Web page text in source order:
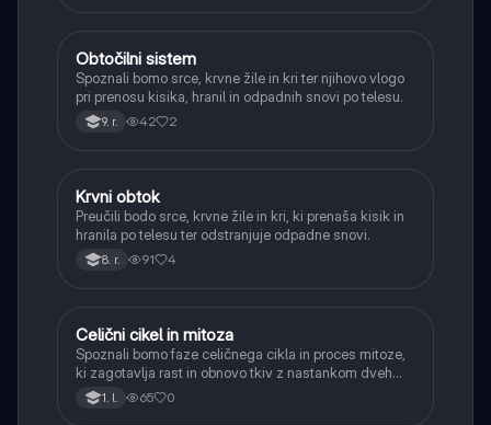
Biologija
Obtočilni sistem
Spoznali bomo srce, krvne žile in kri ter njihovo vlogo
pri prenosu kisika, hranil in odpadnih snovi po telesu.
9. r. 42 2
Biologija
Krvni obtok
Preučili bodo srce, krvne žile in kri, ki prenaša kisik in
hranila po telesu ter odstranjuje odpadne snovi.
8. r. 91 4
Biologija
Celični cikel in mitoza
Spoznali bomo faze celičnega cikla in proces mitoze,
ki zagotavlja rast in obnovo tkiv z nastankom dveh
identičnih hčerinskih celic.
1. l. 65 0